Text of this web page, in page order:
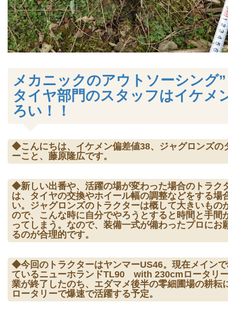
メカニックのアウトソーシング
タイヤ部門のスタッフはイケメ
ろい！！
◆こんにちは、イケメン偏差値38、ジャグロンズの
ーこと、藤原隆広です。
◆新しい出番や、活躍の場が変わった場合のトラク
は、タイヤの交換やホイール幅の調整などをする場
い。ジャグロンズのトラクターは概して大きいもの
ので、こんな時に自分でやろうとすると時間と手間
ってしまう。なので、装備一式が備わったプロにお
るのが合理的です。
◆今回のトラクターはヤンマーUS46。現在メイン
ているニューホランドTL90 with 230cmロータリ
業が終了したのち、エダマメ後半の零細圃場の耕耘
ロータリーで爆速で活躍する予定。